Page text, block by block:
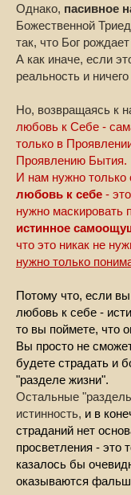
Однако, пасивное
Божественной
так, что Бог
А как иначе, если
реальность и
Но, возвращаясь к
любовь к Себе -
только в
Проявлению Бытия.
И нам нужно только
любовь к себе -
нужно
истинное
что это никак не
нужно только
Потому что, если
любовь к себе -
то вы поймете, что
Вы просто не
будете страдать и
"разделе жизни".
Остальные
истинность, и в
страданий нет
просветления - это
казалось бы
оказываются